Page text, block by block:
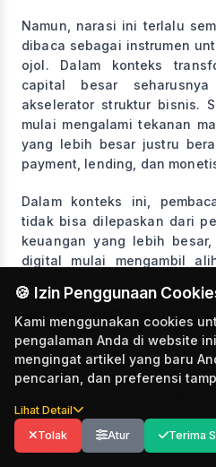
Namun, narasi ini terlalu
dibaca sebagai instrumen
ojol. Dalam konteks
capital besar
akselerator struktur bisnis.
mulai mengalami tekanan
yang lebih besar justru
payment, lending, dan
Dalam konteks ini,
tidak bisa dilepaskan dari
keuangan yang lebih
digital mulai mengambil
Struktur Modal:
Kalau perspektifnya
fintech, maka peran
relatif asset-light, bisnis
membutuhkan struktur
menyalurkan pinjaman
🍪 Izin Penggunaan
Kami menggunakan cookies
pengalaman Anda di website
mengingat artikel yang baru
pencarian, dan preferensi
Lihat Detail
Tolak
Atur
Terima
For You